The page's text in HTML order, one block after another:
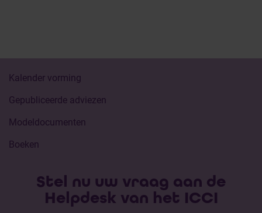
Kalender vorming
Gepubliceerde adviezen
Modeldocumenten
Boeken
Stel nu uw vraag aan de
Helpdesk van het ICCI